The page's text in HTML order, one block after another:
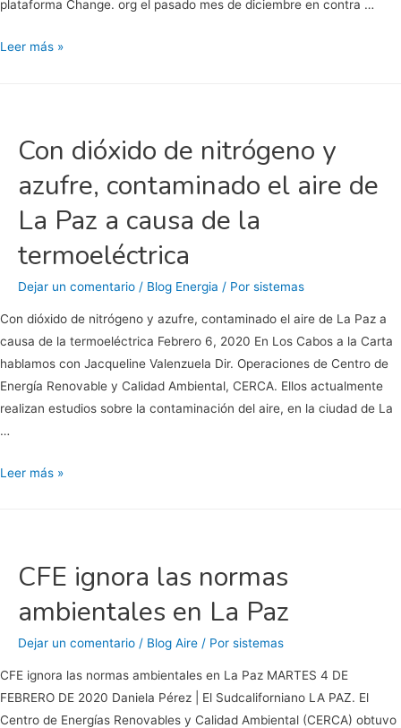
investigadores
plataforma Change. org el pasado mes de diciembre en contra …
Invitan
malecón
limpio
Paz
Leer más »
Con dióxido de nitrógeno y
azufre, contaminado el aire de
La Paz a causa de la
termoeléctrica
Dejar un comentario / Blog Energia / Por sistemas
Con dióxido de nitrógeno y azufre, contaminado el aire de La Paz a
causa de la termoeléctrica Febrero 6, 2020 En Los Cabos a la Carta
hablamos con Jacqueline Valenzuela Dir. Operaciones de Centro de
Energía Renovable y Calidad Ambiental, CERCA. Ellos actualmente
realizan estudios sobre la contaminación del aire, en la ciudad de La
…
Con
azufre,
contaminado
aire
de
La
Paz
Leer más »
CFE ignora las normas
ambientales en La Paz
Dejar un comentario / Blog Aire / Por sistemas
CFE ignora las normas ambientales en La Paz MARTES 4 DE
FEBRERO DE 2020 Daniela Pérez | El Sudcaliforniano LA PAZ. El
Centro de Energías Renovables y Calidad Ambiental (CERCA) obtuvo